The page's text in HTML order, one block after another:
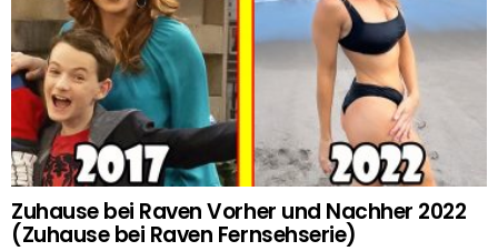
Zuhause bei Raven Vorher und Nachher 2022
(Zuhause bei Raven Fernsehserie)